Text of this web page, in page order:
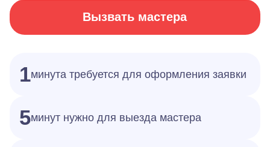
Вызвать мастера
1минута требуется для оформления заявки
5минут нужно для выезда мастера